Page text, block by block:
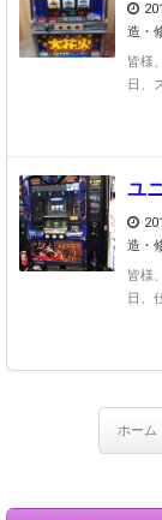
造・
皆様
日、
ユ
造・
皆様
日、
ホーム